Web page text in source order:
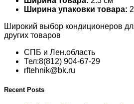
Ширина упаковки товара:
Широкий выбор кондиционеров
других товаров
СПБ и Лен.область
Тел:8(812) 904-67-29
rftehnik@bk.ru
Recent Posts